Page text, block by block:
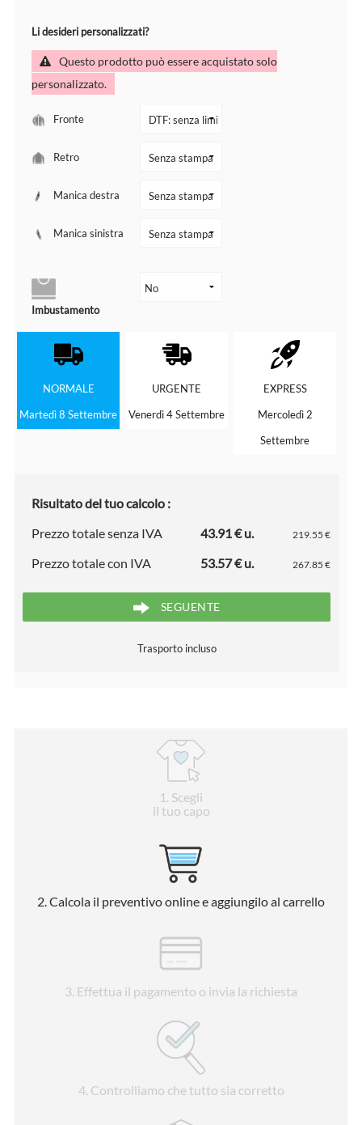
Li desideri personalizzati?
Questo prodotto può essere acquistato solo
personalizzato.
Fronte
Retro
Manica destra
Manica sinistra
Imbustamento
NORMALE
Martedì 8 Settembre
URGENTE
Venerdì 4 Settembre
EXPRESS
Mercoledì 2
Settembre
Risultato del tuo calcolo :
Prezzo totale senza IVA
43.91 € u. 219.55 €
Prezzo totale con IVA 53.57 € u. 267.85 €
SEGUENTE
Trasporto incluso
1 . Scegli
il tuo capo
2 . Calcola il preventivo online e aggiungilo al carrello
3. Effettua il pagamento o invia la richiesta
4. Controlliamo che tutto sia corretto